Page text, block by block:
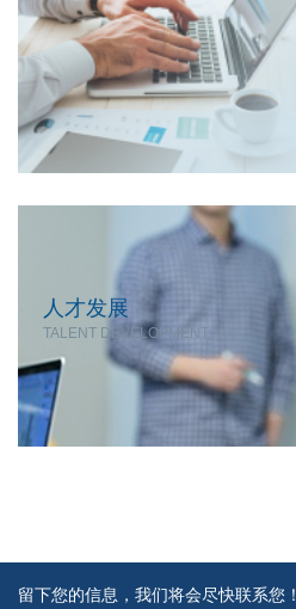
人才发展
TALENT DEVELOPMENT
留下您的信息，我们将会尽快联系您！